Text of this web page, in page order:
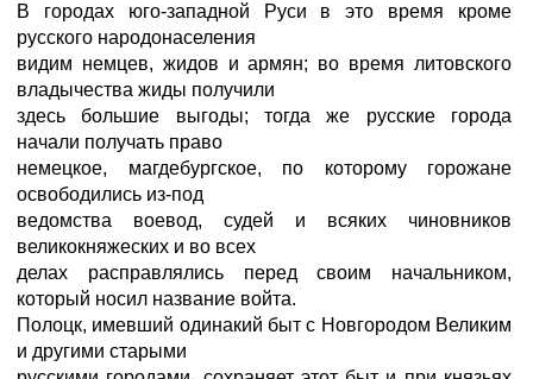
В городах юго-западной Руси в это время кроме
русского народонаселения
видим немцев, жидов и армян; во время литовского
владычества жиды получили
здесь большие выгоды; тогда же русские города
начали получать право
немецкое, магдебургское, по которому горожане
освободились из-под
ведомства воевод, судей и всяких чиновников
великокняжеских и во всех
делах расправлялись перед своим начальником,
который носил название войта.
Полоцк, имевший одинакий быт с Новгородом Великим
и другими старыми